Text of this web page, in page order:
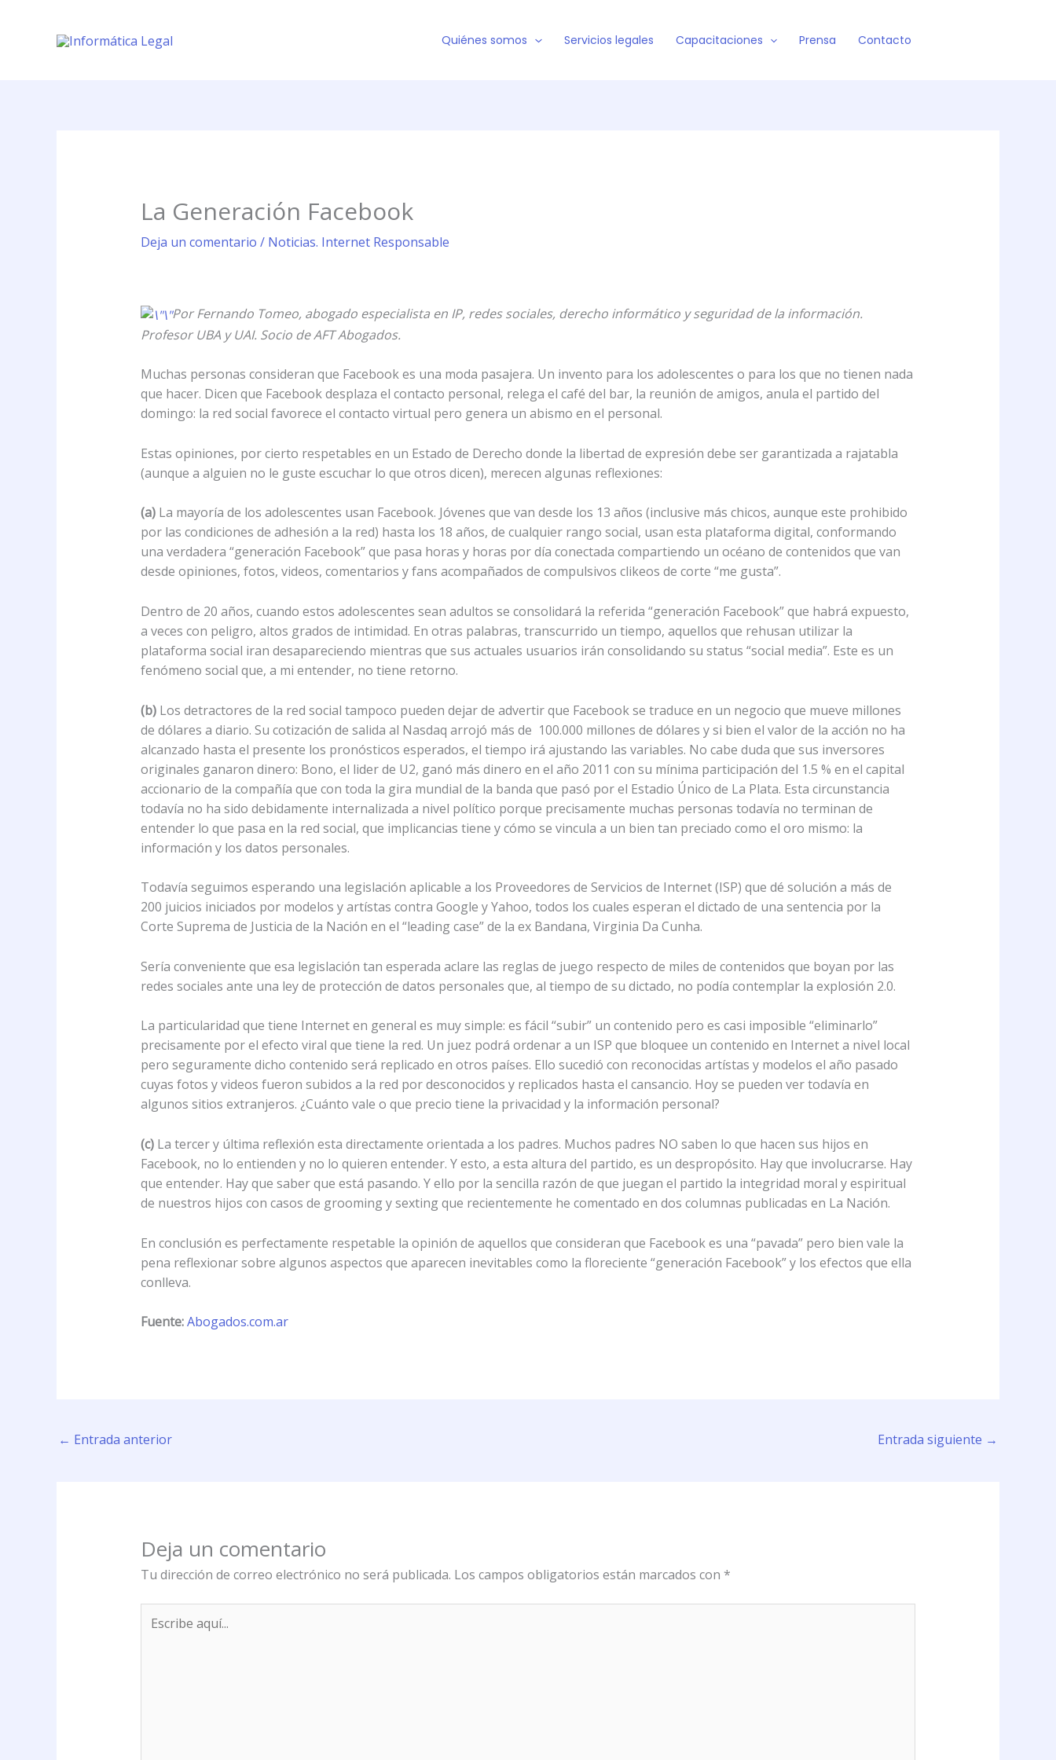
contenido
Quiénes somos Servicios legales Capacitaciones Prensa Contacto
La Generación Facebook
Deja un comentario / Noticias. Internet Responsable
Por Fernando Tomeo, abogado especialista en IP, redes sociales, derecho informático y seguridad de la información.
Profesor UBA y UAI. Socio de AFT Abogados.
Muchas personas consideran que Facebook es una moda pasajera. Un invento para los adolescentes o para los que no tienen nada
que hacer. Dicen que Facebook desplaza el contacto personal, relega el café del bar, la reunión de amigos, anula el partido del
domingo: la red social favorece el contacto virtual pero genera un abismo en el personal.
Estas opiniones, por cierto respetables en un Estado de Derecho donde la libertad de expresión debe ser garantizada a rajatabla
(aunque a alguien no le guste escuchar lo que otros dicen), merecen algunas reflexiones:
(a)La mayoría de los adolescentes usan Facebook. Jóvenes que van desde los 13 años (inclusive más chicos, aunque este prohibido
por las condiciones de adhesión a la red) hasta los 18 años, de cualquier rango social, usan esta plataforma digital, conformando
una verdadera “generación Facebook” que pasa horas y horas por día conectada compartiendo un océano de contenidos que van
desde opiniones, fotos, videos, comentarios y fans acompañados de compulsivos clikeos de corte “me gusta”.
Dentro de 20 años, cuando estos adolescentes sean adultos se consolidará la referida “generación Facebook” que habrá expuesto,
a veces con peligro, altos grados de intimidad. En otras palabras, transcurrido un tiempo, aquellos que rehusan utilizar la
plataforma social iran desapareciendo mientras que sus actuales usuarios irán consolidando su status “social media”. Este es un
fenómeno social que, a mi entender, no tiene retorno.
(b)Los detractores de la red social tampoco pueden dejar de advertir que Facebook se traduce en un negocio que mueve millones
de dólares a diario. Su cotización de salida al Nasdaq arrojó más de 100.000 millones de dólares y si bien el valor de la acción no ha
alcanzado hasta el presente los pronósticos esperados, el tiempo irá ajustando las variables. No cabe duda que sus inversores
originales ganaron dinero: Bono, el lider de U2, ganó más dinero en el año 2011 con su mínima participación del 1.5 % en el capital
accionario de la compañía que con toda la gira mundial de la banda que pasó por el Estadio Único de La Plata. Esta circunstancia
todavía no ha sido debidamente internalizada a nivel político porque precisamente muchas personas todavía no terminan de
entender lo que pasa en la red social, que implicancias tiene y cómo se vincula a un bien tan preciado como el oro mismo: la
información y los datos personales.
Todavía seguimos esperando una legislación aplicable a los Proveedores de Servicios de Internet (ISP) que dé solución a más de
200 juicios iniciados por modelos y artístas contra Google y Yahoo, todos los cuales esperan el dictado de una sentencia por la
Corte Suprema de Justicia de la Nación en el “leading case” de la ex Bandana, Virginia Da Cunha.
Sería conveniente que esa legislación tan esperada aclare las reglas de juego respecto de miles de contenidos que boyan por las
redes sociales ante una ley de protección de datos personales que, al tiempo de su dictado, no podía contemplar la explosión 2.0.
La particularidad que tiene Internet en general es muy simple: es fácil “subir” un contenido pero es casi imposible “eliminarlo”
precisamente por el efecto viral que tiene la red. Un juez podrá ordenar a un ISP que bloquee un contenido en Internet a nivel local
pero seguramente dicho contenido será replicado en otros países. Ello sucedió con reconocidas artístas y modelos el año pasado
cuyas fotos y videos fueron subidos a la red por desconocidos y replicados hasta el cansancio. Hoy se pueden ver todavía en
algunos sitios extranjeros. ¿Cuánto vale o que precio tiene la privacidad y la información personal?
(c)La tercer y última reflexión esta directamente orientada a los padres. Muchos padres NO saben lo que hacen sus hijos en
Facebook, no lo entienden y no lo quieren entender. Y esto, a esta altura del partido, es un despropósito. Hay que involucrarse. Hay
que entender. Hay que saber que está pasando. Y ello por la sencilla razón de que juegan el partido la integridad moral y espiritual
de nuestros hijos con casos de grooming y sexting que recientemente he comentado en dos columnas publicadas en La Nación.
En conclusión es perfectamente respetable la opinión de aquellos que consideran que Facebook es una “pavada” pero bien vale la
pena reflexionar sobre algunos aspectos que aparecen inevitables como la floreciente “generación Facebook” y los efectos que ella
conlleva.
Fuente:Abogados.com.ar
← Entrada anterior Entrada siguiente →
Deja un comentario
Tu dirección de correo electrónico no será publicada. Los campos obligatorios están marcados con *
aquí...